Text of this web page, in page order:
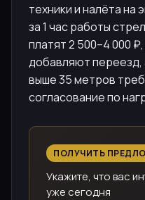
техники и налёта на
за 1 час работы
платят 2 500–4 000
добавляют переезд,
выше 35 метров
согласование по
ПОЛУЧИТЬ
Укажите, что вас
уже сегодня